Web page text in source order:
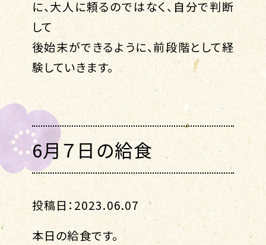
に、大人に頼るのではなく、自分で判断
して
後始末ができるように、前段階として経
験していきます。
6月７日の給食
投稿日：2023.06.07
本日の給食です。